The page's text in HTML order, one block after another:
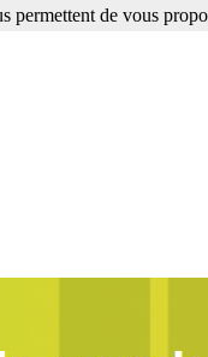
permettent de vous